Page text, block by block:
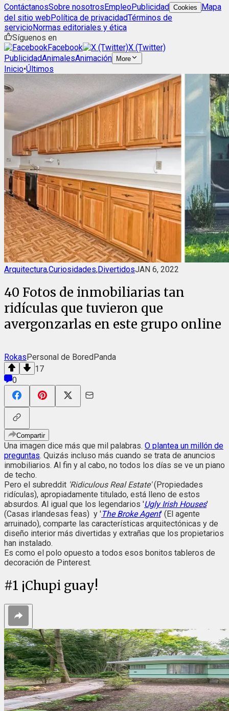
ContáctanosSobre nosotrosEmpleoPublicidad Cookies
Mapa
del sitio webPolítica de privacidadTérminos de
servicioNormas editoriales y ética
Síguenos en
Facebook
X (Twitter)
PublicidadAnimalesAnimación More
Inicio•Últimos
Arquitectura,Curiosidades,DivertidosJAN 6, 2022
40 Fotos de inmobiliarias tan
ridículas que tuvieron que
avergonzarlas en este grupo online
RokasPersonal de BoredPanda
17
0
Compartir
Una imagen dice más que mil palabras. O plantea un millón de
preguntas. Quizás incluso más cuando se trata de anuncios
inmobiliarios. Al fin y al cabo, no todos los días se ve un piano
de techo.
Pero el subreddit 'Ridiculous Real Estate'(Propiedades
ridículas), apropiadamente titulado, está lleno de estos
absurdos. Al igual que los legendarios 'Ugly Irish Houses'
(Casas irlandesas feas) y 'The Broke Agent' (El agente
arruinado), comparte las características arquitectónicas y de
diseño interior más divertidas y extrañas que los propietarios
han instalado.
Es como el polo opuesto a todos esos bonitos tableros de
decoración de Pinterest.
#1 ¡Chupi guay!